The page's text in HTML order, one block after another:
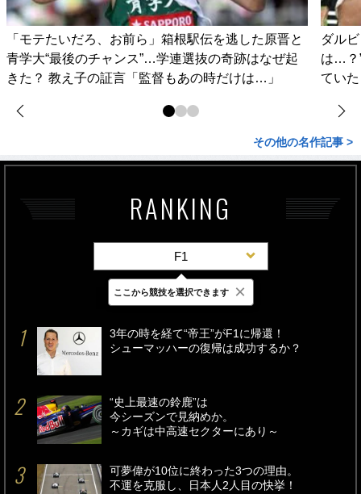
「モテたいだろ、お前ら」箱根駅伝を逃した原晋と
青学大“最後のチャンス”…学連選抜の奇跡はなぜ起
きた？ 教え子の証言「監督もあの時だけは…」
ダル
は…？
てい
その他の名作記事 >
RANKING
F1
最新 24時間 週間
3年の時を経て“帝王”がF1に帰還！
シューマッハーの復帰は成功するか？
“史上最速の鈴鹿”は
今シーズンで見納めか。
～カギは中高速セクターにあり～
可夢偉が10位に終わった3つの理由。
不運を克服し、日本人2人目の快挙！
ここから競技を選択できます ×